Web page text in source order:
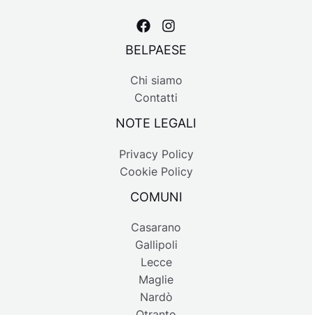
BELPAESE
Chi siamo
Contatti
NOTE LEGALI
Privacy Policy
Cookie Policy
COMUNI
Casarano
Gallipoli
Lecce
Maglie
Nardò